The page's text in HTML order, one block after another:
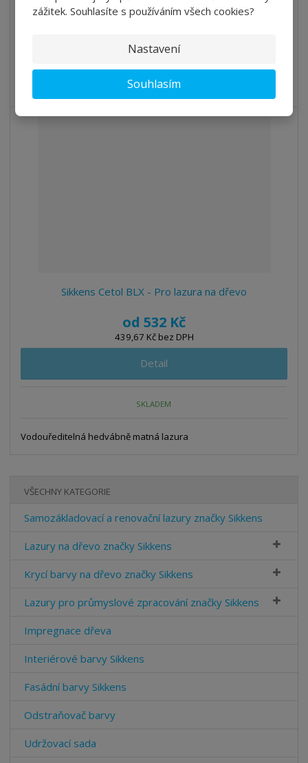
zážitek. Souhlasíte s používáním všech cookies?
Nastavení
Souhlasím
Detail
SKLADEM
Vodouředitelný lak na dřevěné podlahy
Sikkens Cetol BLX - Pro lazura na dřevo
od 532 Kč
439,67 Kč bez DPH
Detail
SKLADEM
Vodouředitelná hedvábně matná lazura
VŠECHNY KATEGORIE
Samozákladovací a renovační lazury značky Sikkens
Lazury na dřevo značky Sikkens
Krycí barvy na dřevo značky Sikkens
Lazury pro průmyslové zpracování značky Sikkens
Impregnace dřeva
Interiérové barvy Sikkens
Fasádní barvy Sikkens
Odstraňovač barvy
Udržovací sada